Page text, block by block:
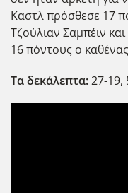
Καστλ πρόσθεσε 17
Τζούλιαν Σαμπέιν
16 πόντους ο
Τα δεκάλεπτα:27-19,